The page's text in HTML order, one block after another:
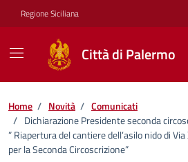
Vai ai contenuti
Vai al footer
Regione Siciliana
Città di Palermo
Home / Novità / Comunicati
/ Dichiarazione Presidente seconda
” Riapertura del cantiere dell’asilo nido di
per la Seconda Circoscrizione”